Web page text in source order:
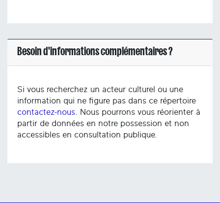
Besoin d'informations complémentaires ?
Si vous recherchez un acteur culturel ou une
information qui ne figure pas dans ce répertoire
contactez-nous . Nous pourrons vous réorienter à
partir de données en notre possession et non
accessibles en consultation publique.